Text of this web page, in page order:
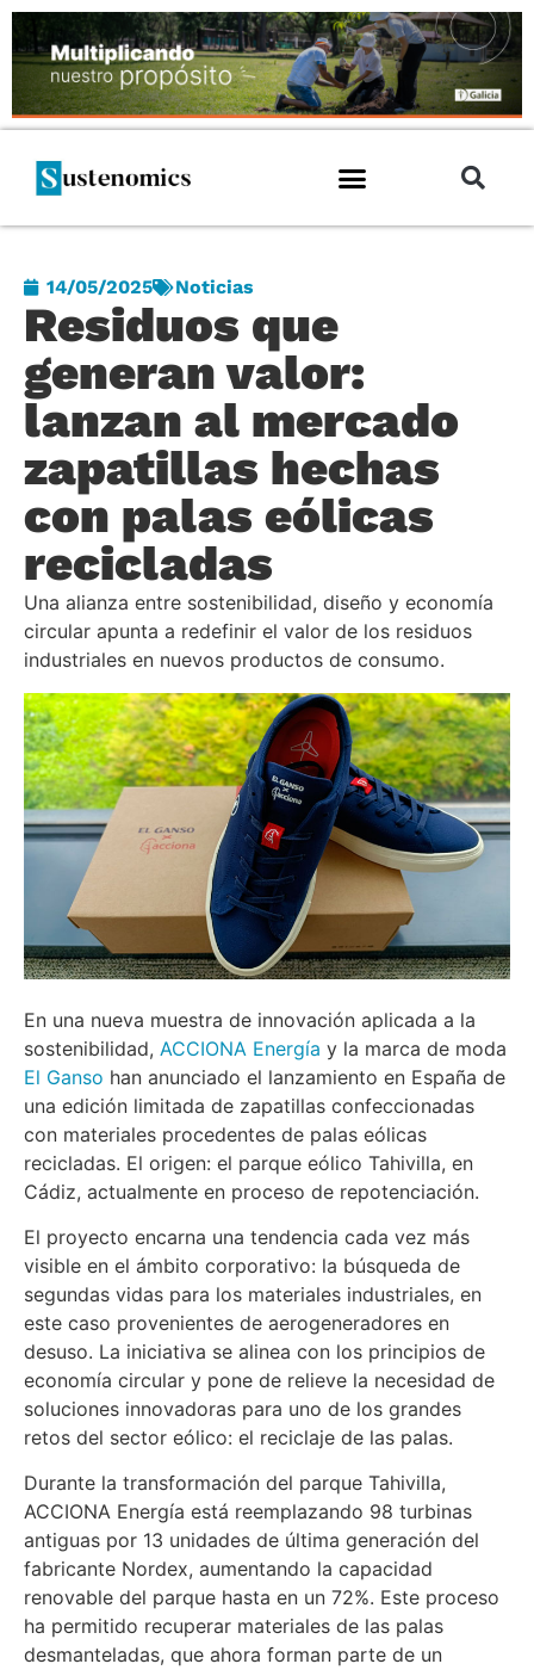
14/05/2025 Noticias
Residuos que
generan valor:
lanzan al mercado
zapatillas hechas
con palas eólicas
recicladas
Una alianza entre sostenibilidad, diseño y economía
circular apunta a redefinir el valor de los residuos
industriales en nuevos productos de consumo.
En una nueva muestra de innovación aplicada a la
sostenibilidad, ACCIONA Energía y la marca de moda
El Ganso han anunciado el lanzamiento en España de
una edición limitada de zapatillas confeccionadas
con materiales procedentes de palas eólicas
recicladas. El origen: el parque eólico Tahivilla, en
Cádiz, actualmente en proceso de repotenciación.
El proyecto encarna una tendencia cada vez más
visible en el ámbito corporativo: la búsqueda de
segundas vidas para los materiales industriales, en
este caso provenientes de aerogeneradores en
desuso. La iniciativa se alinea con los principios de
economía circular y pone de relieve la necesidad de
soluciones innovadoras para uno de los grandes
retos del sector eólico: el reciclaje de las palas.
Durante la transformación del parque Tahivilla,
ACCIONA Energía está reemplazando 98 turbinas
antiguas por 13 unidades de última generación del
fabricante Nordex, aumentando la capacidad
renovable del parque hasta en un 72%. Este proceso
ha permitido recuperar materiales de las palas
desmanteladas, que ahora forman parte de un